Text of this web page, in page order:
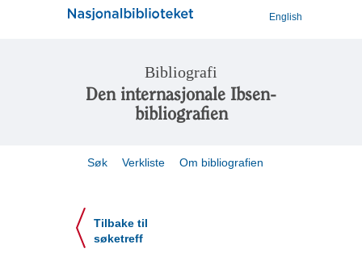
English
Bibliografi
Den internasjonale Ibsen-
bibliografien
Søk Verkliste Om bibliografien
Tilbake til
søketreff